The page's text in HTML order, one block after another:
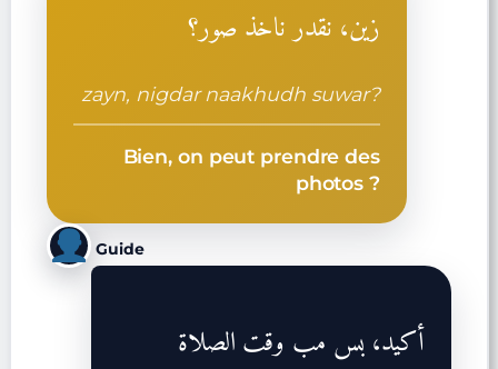
زين، نقدر ناخذ صور؟
zayn, nigdar naakhudh suwar?
Bien, on peut prendre des
photos ?
Guide
أكيد، بس مب وقت الصلاة